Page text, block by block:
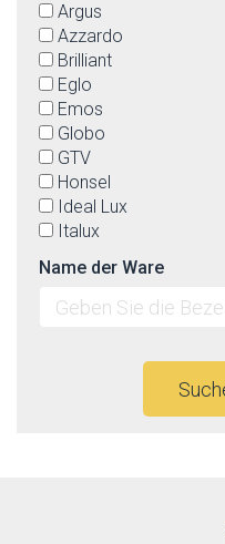
Argus
Azzardo
Brilliant
Eglo
Emos
Globo
GTV
Honsel
Ideal Lux
Italux
Jupiter
Kaja
Keter lighting
Name der Ware